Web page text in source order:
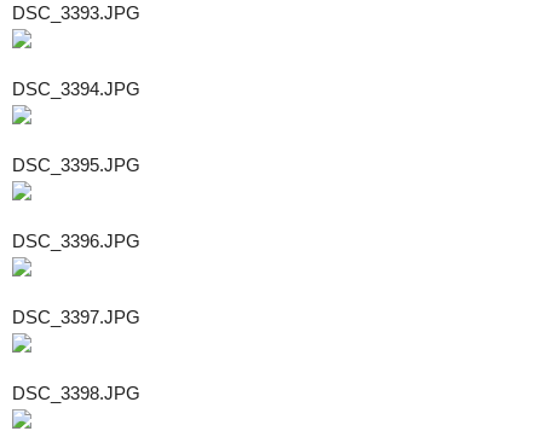
DSC_3393.JPG
DSC_3394.JPG
DSC_3395.JPG
DSC_3396.JPG
DSC_3397.JPG
DSC_3398.JPG